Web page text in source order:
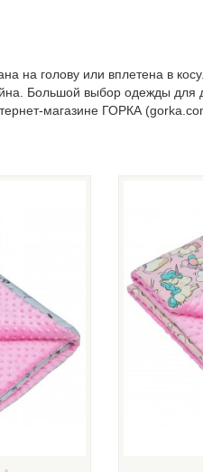
на голову или вплетена в косу.
Большой выбор одежды
магазине ГОРКА